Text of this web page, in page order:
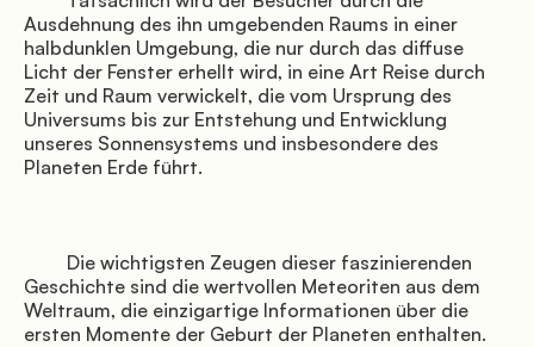
Ausdehnung des ihn umgebenden Raums in einer
halbdunklen Umgebung, die nur durch das diffuse
Licht der Fenster erhellt wird, in eine Art Reise durch
Zeit und Raum verwickelt, die vom Ursprung des
Universums bis zur Entstehung und Entwicklung
unseres Sonnensystems und insbesondere des
Planeten Erde führt.
Geschichte sind die wertvollen Meteoriten aus dem
Weltraum, die einzigartige Informationen über die
ersten Momente der Geburt der Planeten enthalten.